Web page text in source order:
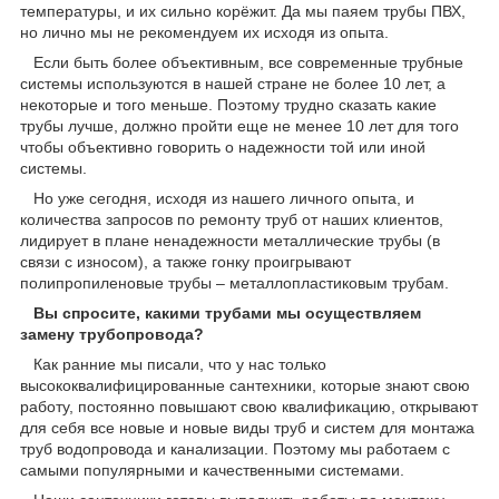
температуры, и их сильно корёжит. Да мы паяем трубы ПВХ,
но лично мы не рекомендуем их исходя из опыта.
Если быть более объективным, все современные трубные
системы используются в нашей стране не более 10 лет, а
некоторые и того меньше. Поэтому трудно сказать какие
трубы лучше, должно пройти еще не менее 10 лет для того
чтобы объективно говорить о надежности той или иной
системы.
Но уже сегодня, исходя из нашего личного опыта, и
количества запросов по ремонту труб от наших клиентов,
лидирует в плане ненадежности металлические трубы (в
связи с износом), а также гонку проигрывают
полипропиленовые трубы – металлопластиковым трубам.
Вы спросите, какими трубами мы осуществляем
замену трубопровода?
Как ранние мы писали, что у нас только
высококвалифицированные сантехники, которые знают свою
работу, постоянно повышают свою квалификацию, открывают
для себя все новые и новые виды труб и систем для монтажа
труб водопровода и канализации. Поэтому мы работаем с
самыми популярными и качественными системами.